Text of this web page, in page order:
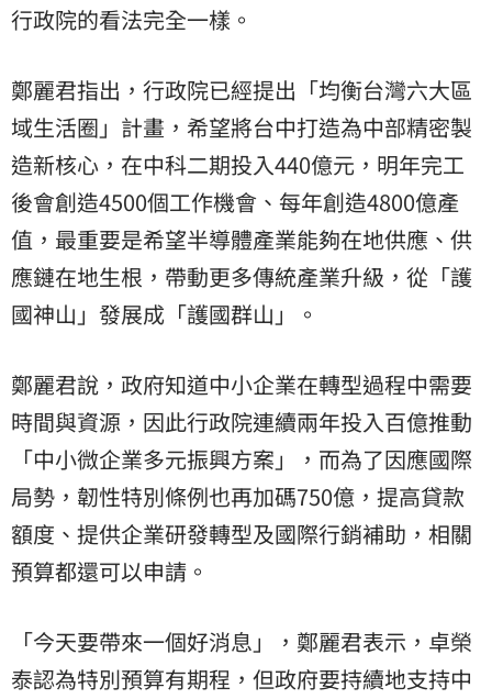
行政院的看法完全一樣。
鄭麗君指出，行政院已經提出「均衡台灣六大區
域生活圈」計畫，希望將台中打造為中部精密製
造新核心，在中科二期投入440億元，明年完工
後會創造4500個工作機會、每年創造4800億產
值，最重要是希望半導體產業能夠在地供應、供
應鏈在地生根，帶動更多傳統產業升級，從「護
國神山」發展成「護國群山」。
鄭麗君說，政府知道中小企業在轉型過程中需要
時間與資源，因此行政院連續兩年投入百億推動
「中小微企業多元振興方案」，而為了因應國際
局勢，韌性特別條例也再加碼750億，提高貸款
額度、提供企業研發轉型及國際行銷補助，相關
預算都還可以申請。
「今天要帶來一個好消息」，鄭麗君表示，卓榮
泰認為特別預算有期程，但政府要持續地支持中